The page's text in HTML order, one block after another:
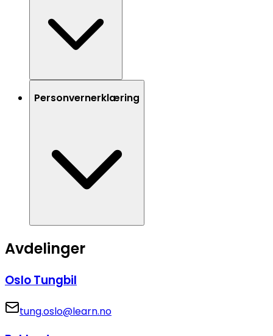
Personvernerklæring
Avdelinger
Oslo Tungbil
tung.oslo@learn.no